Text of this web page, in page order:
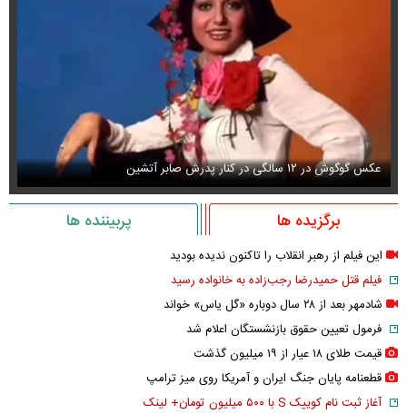
عکس گوگوش در ۱۲ سالگی در کنار پدرش صابر آتشین
برگزیده ها پربیننده ها
این فیلم از رهبر انقلاب را تاکنون ندیده بودید
فیلم قتل حمیدرضا رجب‌زاده به خانواده رسید
شادمهر بعد از ۲۸ سال دوباره «گل یاس» خواند
فرمول تعیین حقوق بازنشستگان اعلام شد
قیمت طلای ۱۸ عیار از ۱۹ میلیون گذشت
قطعنامه پایان جنگ ایران و آمریکا روی میز ترامپ
آغاز ثبت نام کوییک S با ۵۰۰ میلیون تومان+ لینک